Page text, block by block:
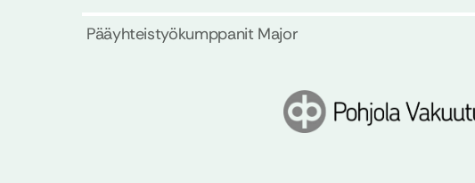
Pääyhteistyökumppanit Major